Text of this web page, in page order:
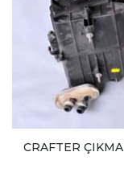
CRAFTER